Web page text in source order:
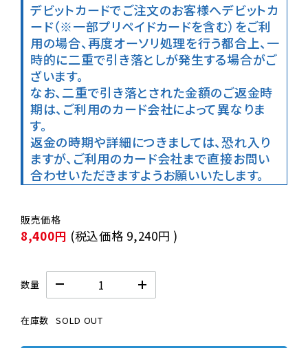
デビットカードでご注文のお客様へデビットカ
ード（※一部プリペイドカードを含む）をご利
用の場合、再度オーソリ処理を行う都合上、一
時的に二重で引き落としが発生する場合がご
ざいます。
なお、二重で引き落とされた金額のご返金時
期は、ご利用のカード会社によって異なりま
す。
返金の時期や詳細につきましては、恐れ入り
ますが、ご利用のカード会社まで直接お問い
合わせいただきますようお願いいたします。
8,400円 (税込価格 9,240円 )
数量
在庫数 SOLD OUT